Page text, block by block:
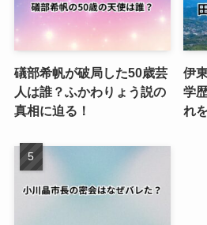
礒部希帆が破局した50歳芸
人は誰？ふかわりょう説の
真相に迫る！
伊
学
れ